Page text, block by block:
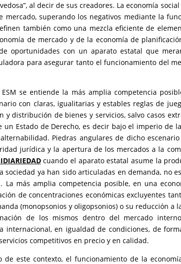
al decir de sus creadores. La economía
mercado, superando los negativos mediante la
también como una mezcla eficiente de
de mercado y de la economía de
oportunidades con un aparato estatal que
para asegurar tanto el funcionamiento del
ESM se entiende la más amplia competencia
con claras, igualitarias y estables reglas de
y distribución de bienes y servicios, salvo casos
Estado de Derecho, es decir bajo el imperio de
Piedras angulares de dicho
jurídica y la apertura de los mercados a la
cuando el aparato estatal asume la
sociedad ya han sido articuladas en demanda, no
La más amplia competencia posible, en una
de concentraciones económicas excluyentes
(monopsonios y oligopsonios) o su reducción a
de los mismos dentro del mercado
internacional, en igualdad de condiciones, de
competitivos en precio y en calidad.
de este contexto, el funcionamiento de la